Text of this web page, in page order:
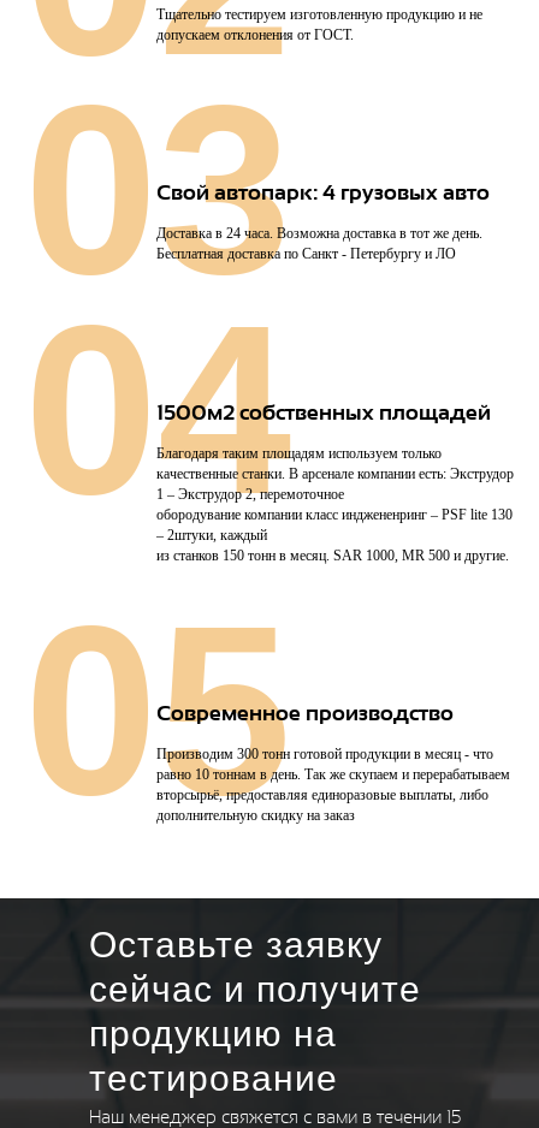
Тщательно тестируем изготовленную продукцию и не
допускаем отклонения от ГОСТ.
Свой автопарк: 4 грузовых авто
Доставка в 24 часа. Возможна доставка в тот же день.
Бесплатная доставка по Санкт - Петербургу и ЛО
03
1500м2 собственных площадей
Благодаря таким площадям используем только
качественные станки. В арсенале компании есть: Экструдор
1 – Экструдор 2, перемоточное
обородувание компании класс инджененринг – PSF lite 130
– 2штуки, каждый
из станков 150 тонн в месяц. SAR 1000, MR 500 и другие.
04
Современное производство
Производим 300 тонн готовой продукции в месяц - что
равно 10 тоннам в день. Так же скупаем и перерабатываем
вторсырьё, предоставляя единоразовые выплаты, либо
дополнительную скидку на заказ
05
Оставьте заявку
сейчас и получите
продукцию на
тестирование
Наш менеджер свяжется с вами в течении 15